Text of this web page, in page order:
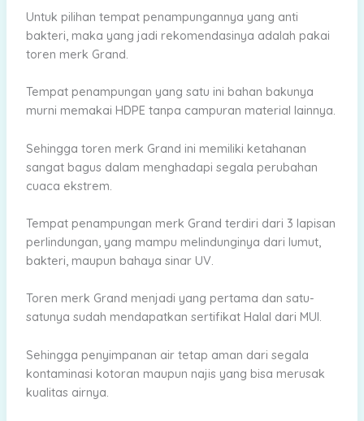
Untuk pilihan tempat penampungannya yang anti
bakteri, maka yang jadi rekomendasinya adalah pakai
toren merk Grand.
Tempat penampungan yang satu ini bahan bakunya
murni memakai HDPE tanpa campuran material lainnya.
Sehingga toren merk Grand ini memiliki ketahanan
sangat bagus dalam menghadapi segala perubahan
cuaca ekstrem.
Tempat penampungan merk Grand terdiri dari 3 lapisan
perlindungan, yang mampu melindunginya dari lumut,
bakteri, maupun bahaya sinar UV.
Toren merk Grand menjadi yang pertama dan satu-
satunya sudah mendapatkan sertifikat Halal dari MUI.
Sehingga penyimpanan air tetap aman dari segala
kontaminasi kotoran maupun najis yang bisa merusak
kualitas airnya.